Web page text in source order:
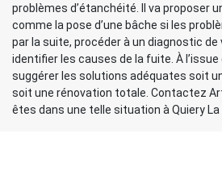
problèmes d’étanchéité. Il va proposer
comme la pose d’une bâche si les
par la suite, procéder à un diagnostic
identifier les causes de la fuite. À l’issue
suggérer les solutions adéquates soit
soit une rénovation totale. Contactez
êtes dans une telle situation à Quiery